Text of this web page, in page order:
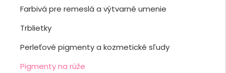
Farbivá pre remeslá a výtvarné umenie
Trblietky
Perleťové pigmenty a kozmetické sľudy
Pigmenty na rúže